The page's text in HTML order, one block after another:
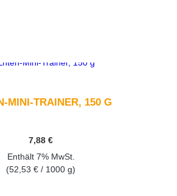
MINI-TRAINER, 150 G
7,88 €
Enthält 7% MwSt.
(52,53 € / 1000 g)